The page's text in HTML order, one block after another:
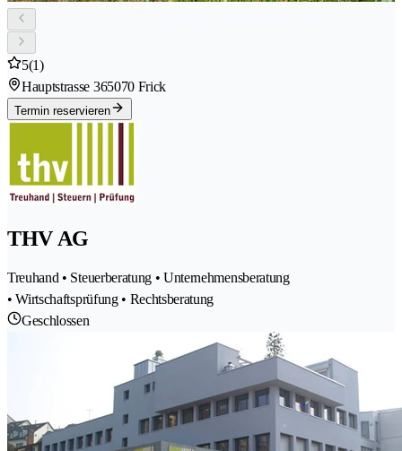
5(1)
Hauptstrasse 365070 Frick
Termin reservieren
THV AG
Treuhand • Steuerberatung • Unternehmensberatung
• Wirtschaftsprüfung • Rechtsberatung
Geschlossen